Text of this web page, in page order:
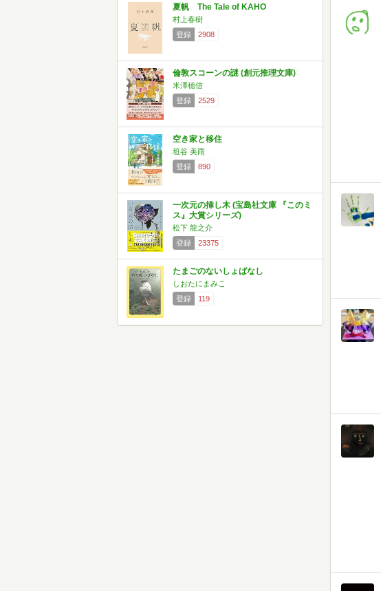
夏帆 The Tale of KAHO
村上春樹
登録
2908
倫敦スコーンの謎 (創元推理文庫)
米澤穂信
登録
2529
空き家と移住
垣谷 美雨
登録
890
一次元の挿し木 (宝島社文庫 『このミ
ス』大賞シリーズ)
松下 龍之介
登録
23375
たまごのないしょばなし
しおたにまみこ
登録
119